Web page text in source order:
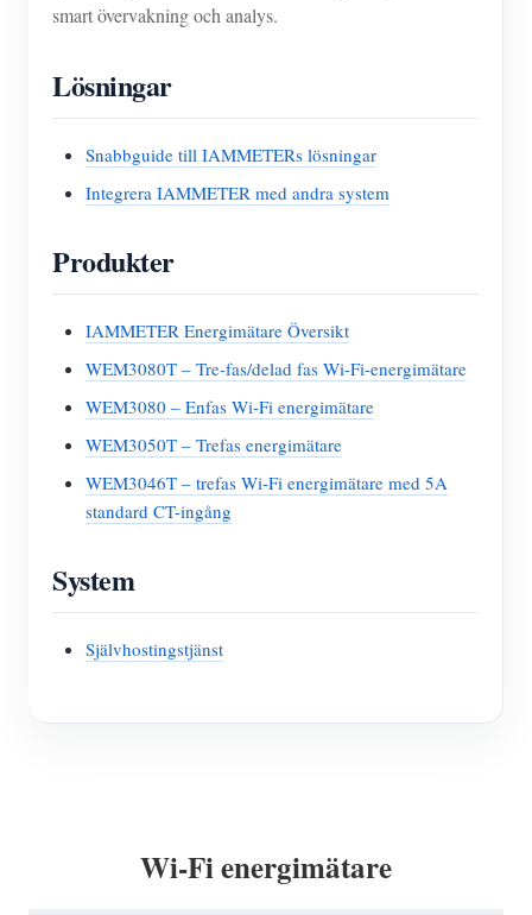
smart övervakning och analys.
Lösningar
Snabbguide till IAMMETERs lösningar
Integrera IAMMETER med andra system
Produkter
IAMMETER Energimätare Översikt
WEM3080T – Tre-fas/delad fas Wi-Fi-energimätare
WEM3080 – Enfas Wi-Fi energimätare
WEM3050T – Trefas energimätare
WEM3046T – trefas Wi-Fi energimätare med 5A
standard CT-ingång
System
Självhostingstjänst
Wi-Fi energimätare